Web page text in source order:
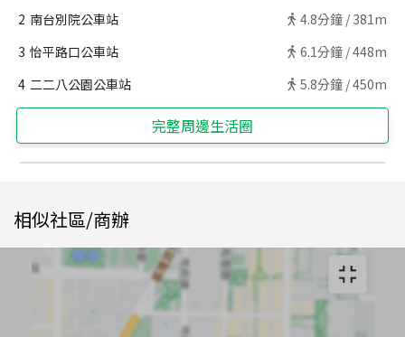
2 南台別院公車站 4.8分鐘 / 381m
3 怡平路口公車站 6.1分鐘 /448m
4 二二八公園公車站 5.8分鐘 /450m
完整周邊生活圈
相似社區/商辦